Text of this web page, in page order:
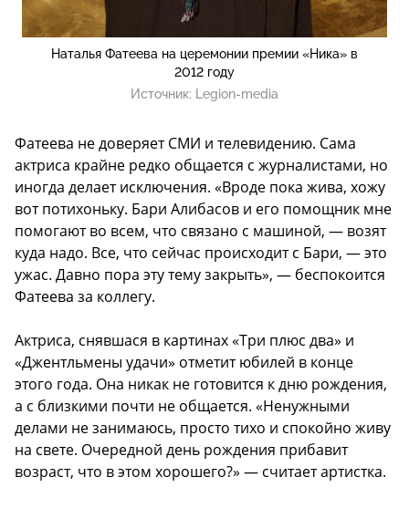
Наталья Фатеева на церемонии премии «Ника» в
2012 году
Источник:
Legion-media
Фатеева не доверяет СМИ и телевидению. Сама
актриса крайне редко общается с журналистами, но
иногда делает исключения. «Вроде пока жива, хожу
вот потихоньку. Бари Алибасов и его помощник мне
помогают во всем, что связано с машиной, — возят
куда надо. Все, что сейчас происходит с Бари, — это
ужас. Давно пора эту тему закрыть», — беспокоится
Фатеева за коллегу.
Актриса, снявшася в картинах «Три плюс два» и
«Джентльмены удачи» отметит юбилей в конце
этого года. Она никак не готовится к дню рождения,
а с близкими почти не общается. «Ненужными
делами не занимаюсь, просто тихо и спокойно живу
на свете. Очередной день рождения прибавит
возраст, что в этом хорошего?» — считает артистка.